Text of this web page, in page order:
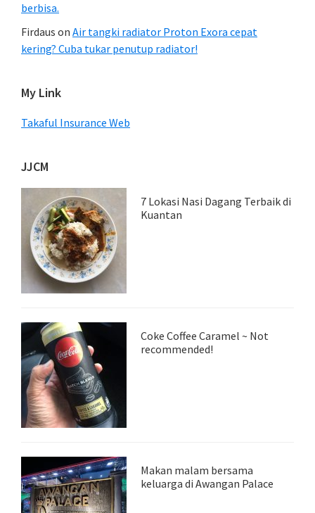
berbisa.
Firdaus on Air tangki radiator Proton Exora cepat
kering? Cuba tukar penutup radiator!
My Link
Takaful Insurance Web
JJCM
7 Lokasi Nasi Dagang Terbaik di
Kuantan
Coke Coffee Caramel ~ Not
recommended!
Makan malam bersama
keluarga di Awangan Palace